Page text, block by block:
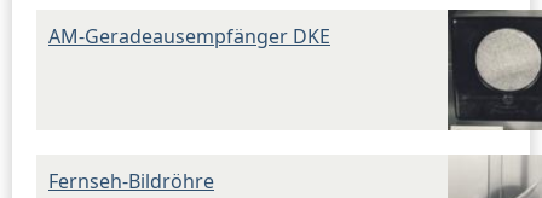
AM-Geradeausempfänger DKE
Fernseh-Bildröhre